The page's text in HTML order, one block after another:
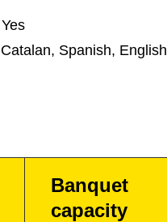
Yes
Catalan, Spanish, English
Banquet
capacity